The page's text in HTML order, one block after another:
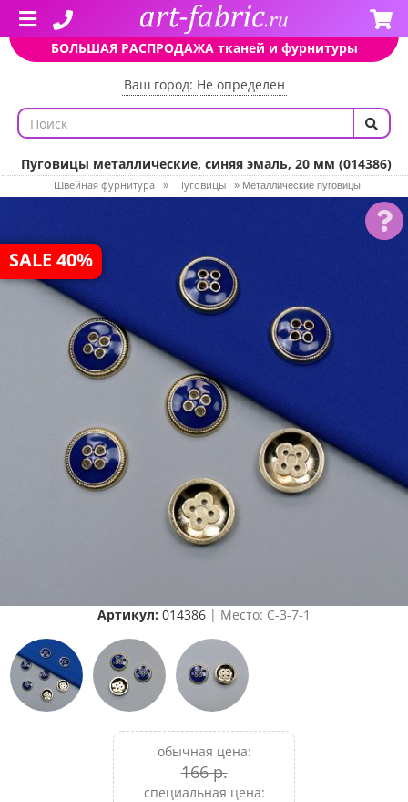
БОЛЬШАЯ РАСПРОДАЖА тканей и фурнитуры
Ваш город: Не определен
Пуговицы металлические, синяя эмаль, 20 мм (014386)
Швейная фурнитура » Пуговицы » Металлические пуговицы
SALE 40%
Артикул: 014386 | Место: C-3-7-1
обычная цена:
166 р.
специальная цена: